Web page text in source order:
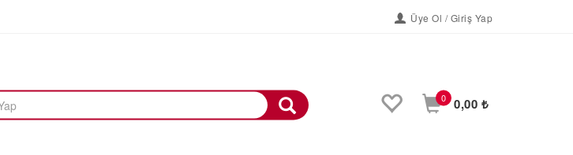
Üye Ol / Giriş Yap
0 0,00 ₺